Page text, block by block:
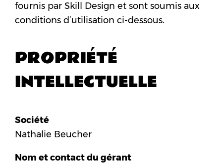
fournis par Skill Design et sont soumis aux
conditions d’utilisation ci-dessous.
PROPRIÉTÉ
INTELLECTUELLE
Société
Nathalie Beucher
Nom et contact du gérant